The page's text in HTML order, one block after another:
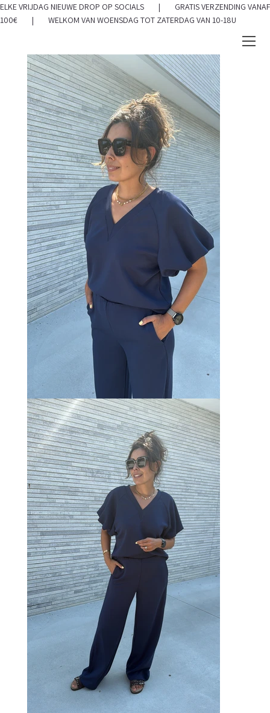
ELKE VRIJDAG NIEUWE DROP OP SOCIALS | GRATIS VERZENDING VANAF
100€ | WELKOM VAN WOENSDAG TOT ZATERDAG VAN 10-18U